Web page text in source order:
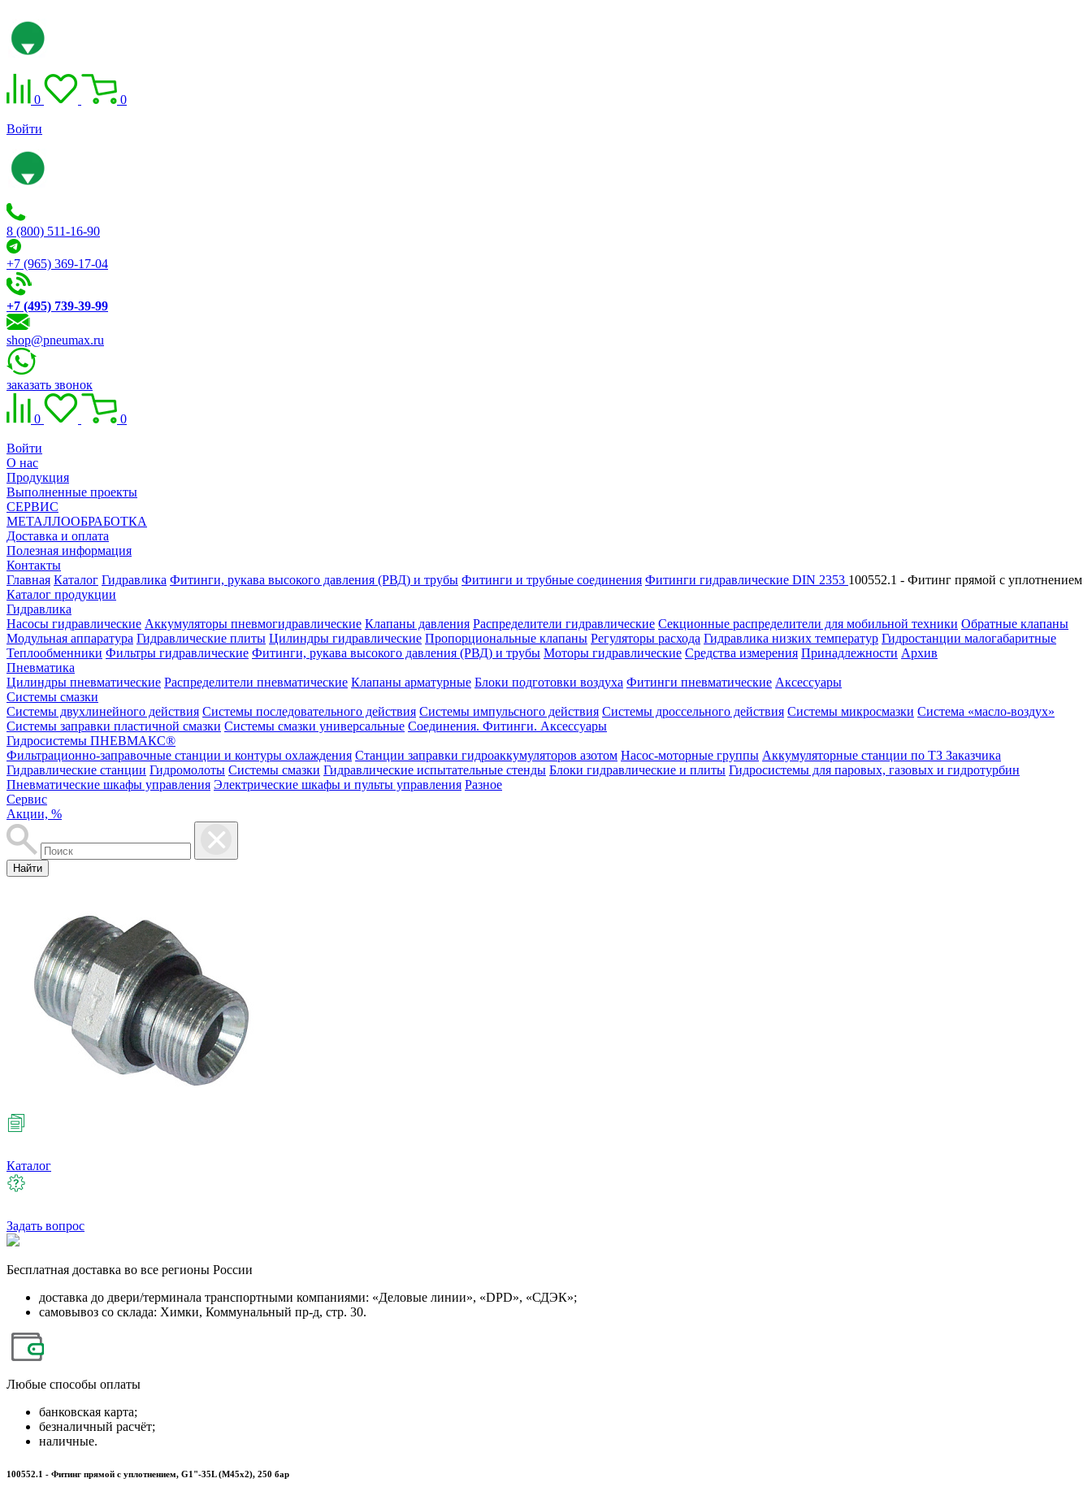
0 0
Войти
8 (800) 511-16-90
+7 (965) 369-17-04
+7 (495) 739-39-99
shop@pneumax.ru
заказать звонок
0 0
Войти
О нас
Продукция
Выполненные проекты
СЕРВИС
МЕТАЛЛООБРАБОТКА
Доставка и оплата
Полезная информация
Контакты
Главная Каталог Гидравлика Фитинги, рукава высокого давления (РВД) и трубы Фитинги и трубные соединения Фитинги гидравлические DIN 2353 100552.1 - Фитинг прямой с уплотнением
Каталог продукции
Гидравлика
Насосы гидравлические Аккумуляторы пневмогидравлические Клапаны давления Распределители гидравлические Секционные распределители для мобильной техники Обратные клапаны
Модульная аппаратура Гидравлические плиты Цилиндры гидравлические Пропорциональные клапаны Регуляторы расхода Гидравлика низких температур Гидростанции малогабаритные
Теплообменники Фильтры гидравлические Фитинги, рукава высокого давления (РВД) и трубы Моторы гидравлические Средства измерения Принадлежности Архив
Пневматика
Цилиндры пневматические Распределители пневматические Клапаны арматурные Блоки подготовки воздуха Фитинги пневматические Аксессуары
Системы смазки
Системы двухлинейного действия Системы последовательного действия Системы импульсного действия Системы дроссельного действия Системы микросмазки Система «масло-воздух»
Системы заправки пластичной смазки Системы смазки универсальные Соединения. Фитинги. Аксессуары
Гидросистемы ПНЕВМАКС®
Фильтрационно-заправочные станции и контуры охлаждения Станции заправки гидроаккумуляторов азотом Насос-моторные группы Аккумуляторные станции по ТЗ Заказчика
Гидравлические станции Гидромолоты Системы смазки Гидравлические испытательные стенды Блоки гидравлические и плиты Гидросистемы для паровых, газовых и гидротурбин
Пневматические шкафы управления Электрические шкафы и пульты управления Разное
Сервис
Акции, %
Найти
Каталог
Задать вопрос
Бесплатная доставка во все регионы России
доставка до двери/терминала транспортными компаниями: «Деловые линии», «DPD», «СДЭК»;
самовывоз со склада: Химки, Коммунальный пр-д, стр. 30.
Любые способы оплаты
банковская карта;
безналичный расчёт;
наличные.
100552.1 - Фитинг прямой с уплотнением, G1"-35L (M45х2), 250 бар